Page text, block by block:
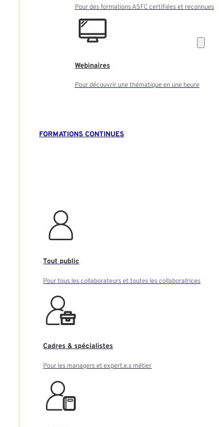
Pour des formations ASFC certifiées et reconnues
Webinaires
Pour découvrir une thématique en une heure
FORMATIONS CONTINUES
Tout public
Pour tous les collaborateurs et toutes les collaboratrices
Cadres & spécialistes
Pour les managers et expert.e.s métier